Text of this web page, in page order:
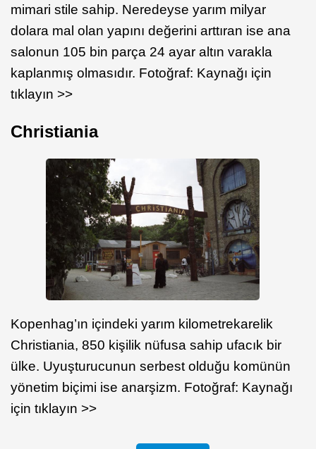
mimari stile sahip. Neredeyse yarım milyar
dolara mal olan yapını değerini arttıran ise ana
salonun 105 bin parça 24 ayar altın varakla
kaplanmış olmasıdır. Fotoğraf: Kaynağı için
tıklayın >>
Christiania
Kopenhag’ın içindeki yarım kilometrekarelik
Christiania, 850 kişilik nüfusa sahip ufacık bir
ülke. Uyuşturucunun serbest olduğu komünün
yönetim biçimi ise anarşizm. Fotoğraf: Kaynağı
için tıklayın >>